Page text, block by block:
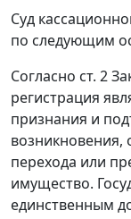
Суд
по следующим
Согласно ст. 2
регистрация
признания и
возникновения,
перехода или
имущество.
единственным